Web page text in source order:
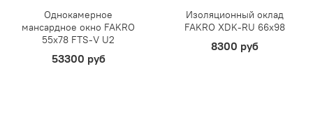
Однокамерное
мансардное окно FAKRO
55х78 FTS-V U2
53300 руб
Изоляционный оклад
FAKRO XDK-RU 66х98
8300 руб